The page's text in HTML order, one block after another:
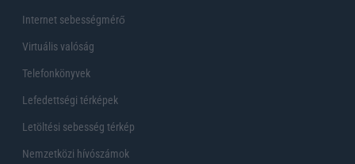
Internet sebességmérő
Virtuális valóság
Telefonkönyvek
Lefedettségi térképek
Letöltési sebesség térkép
Nemzetközi hívószámok